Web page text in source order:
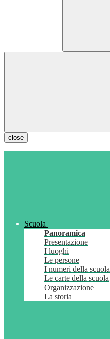
close
Scuola
Panoramica
Presentazione
I luoghi
Le persone
I numeri della scuola
Le carte della scuola
Organizzazione
La storia